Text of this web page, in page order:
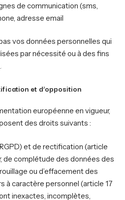
de communication (sms,
adresse email
vos données personnelles qui
par nécessité ou à des fins
et d’opposition
européenne en vigueur,
des droits suivants :
et de rectification (article
de complétude des données des
ou d’effacement des
à caractère personnel (article 17
inexactes, incomplètes,